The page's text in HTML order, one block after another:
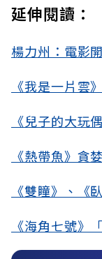
延伸閱讀：
楊力州：電影
《我是一片雲
《兒子的大玩
《熱帶魚》貪
《雙瞳》、《
《海角七號》